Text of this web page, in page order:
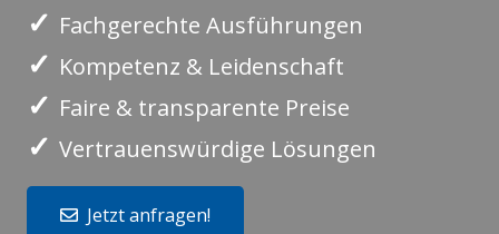
✓ Fachgerechte Ausführungen
✓ Kompetenz & Leidenschaft
✓ Faire & transparente Preise
✓ Vertrauenswürdige Lösungen
Jetzt anfragen!